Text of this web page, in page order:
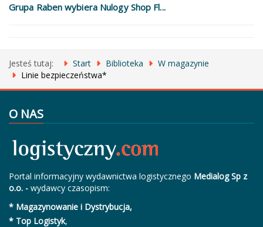
Grupa Raben wybiera Nulogy Shop Fl...
Jesteś tutaj: Start Biblioteka
W magazynie
Linie bezpieczeństwa*
O NAS
Portal informacyjny wydawnictwa logistycznego Medialog Sp z
o.o. - wydawcy czasopism:
* Magazynowanie i Dystrybucja,
* Top Logistyk,